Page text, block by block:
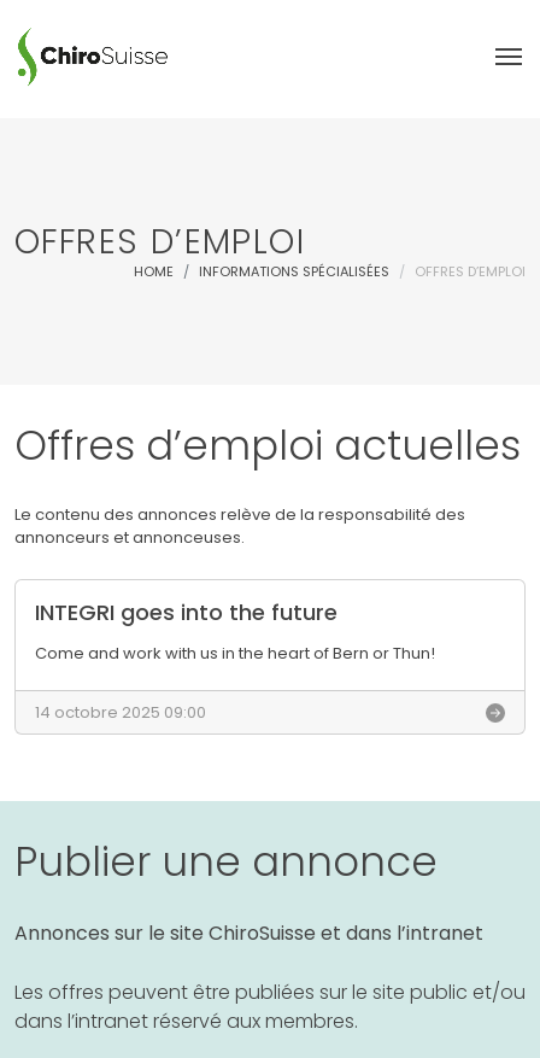
OFFRES D’EMPLOI
HOME INFORMATIONS SPÉCIALISÉES OFFRES D’EMPLOI
Offres d’emploi actuelles
Le contenu des annonces relève de la responsabilité des
annonceurs et annonceuses.
INTEGRI goes into the future
Come and work with us in the heart of Bern or Thun!
N
R
o
i
o
t
14 octobre 2025 09:00
Publier une annonce
Annonces sur le site ChiroSuisse et dans l’intranet
Les offres peuvent être publiées sur le site public et/ou
dans l’intranet réservé aux membres.